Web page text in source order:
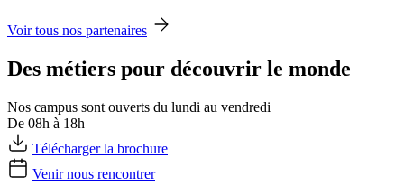
Voir tous nos partenaires
Des métiers pour découvrir le monde
Nos campus sont ouverts du lundi au vendredi
De 08h à 18h
Télécharger la brochure
Venir nous rencontrer